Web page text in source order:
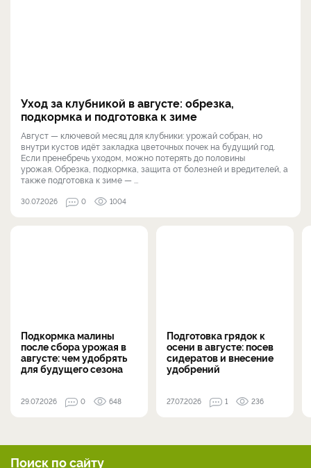
Уход за клубникой в августе: обрезка,
подкормка и подготовка к зиме
Август — ключевой месяц для клубники: урожай собран, но
внутри кустов идёт закладка цветочных почек на будущий год.
Если пренебречь уходом, можно потерять до половины
урожая. Обрезка, подкормка, защита от болезней и вредителей, а
также подготовка к зиме — ...
30.07.2026 0 1004
Подкормка малины
после сбора урожая в
августе: чем удобрять
для будущего сезона
29.07.2026 0 648
Подготовка грядок к
осени в августе: посев
сидератов и внесение
удобрений
27.07.2026 1 236
Поиск по сайту